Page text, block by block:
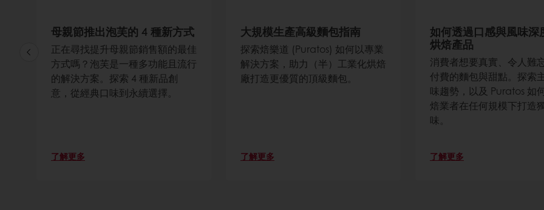
母親節推出泡芙的 4 種新方式
正在尋找提升母親節銷售額的最佳
方式嗎？泡芙是一種多功能且流行
的解決方案。探索 4 種新品創
意，從經典口味到永續選擇。
了解更多
大規模生產高級麵包指南
探索焙樂道 (Puratos) 如何以專業
解決方案，助力（半）工業化烘焙
廠打造更優質的頂級麵包。
了解更多
如何透過口感與風味深
烘焙產品
消費者想要真實、令人難
付費的麵包與甜點。探索
味趨勢，以及 Puratos 如
焙業者在任何規模下打造
味。
了解更多